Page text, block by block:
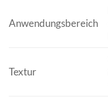
Anwendungsbereich
Textur